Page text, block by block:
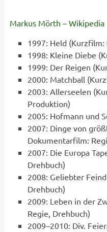
Markus Mörth – Wikipedia
1997: Held (Kurzfilm:
1998: Kleine Diebe
1999: Der Reigen
2000: Matchball
2003: Allerseelen
Produktion)
2005: Hofmann und
2007: Dinge von
Dokumentarfilm:
2007: Die Europa
Drehbuch)
2008: Geliebter
Drehbuch)
2009: Leben in der
Regie, Drehbuch)
2009–2010: Div.